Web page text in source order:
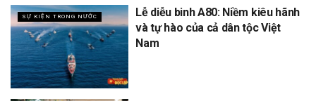
SỰ KIỆN TRONG NƯỚC
Lễ diễu binh A80: Niềm kiêu hãnh
và tự hào của cả dân tộc Việt
Nam